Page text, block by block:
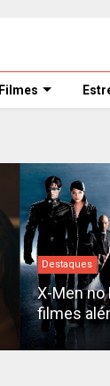
Filmes
Destaques
X-Men no
filmes